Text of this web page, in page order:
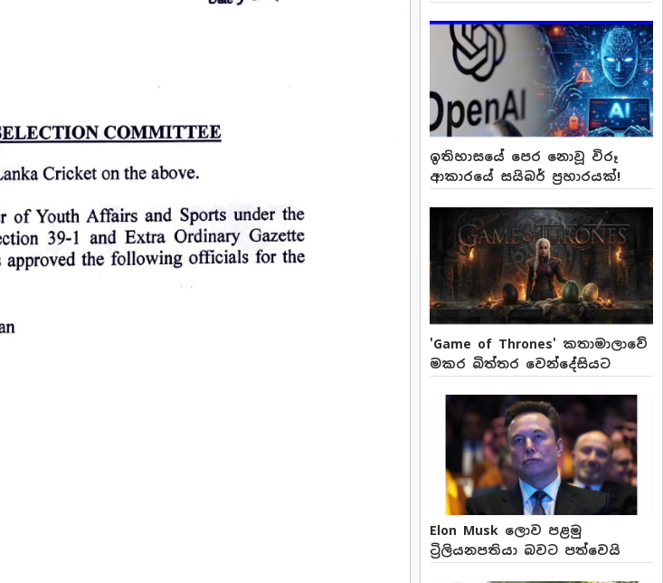
ඉතිහාසයේ පෙර නොවූ විරූ
ආකාරයේ සයිබර් ප්‍රහාරයක්!
'Game of Thrones' කතාමාලාවේ
මකර බිත්තර වෙන්දේසියට
Elon Musk ලොව පළමු
ට්‍රිලියනපතියා බවට පත්වෙයි